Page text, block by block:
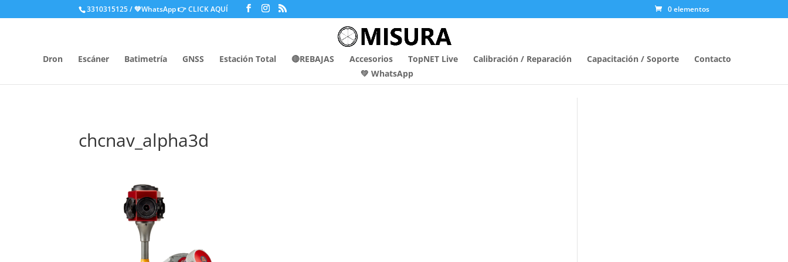
3310315125 / 💚WhatsApp👉 CLICK AQUÍ 0 elementos
Dron Escáner Batimetría GNSS Estación Total 🔴REBAJAS Accesorios TopNET Live Calibración / Reparación Capacitación / Soporte
Contacto
💚 WhatsApp
chcnav_alpha3d